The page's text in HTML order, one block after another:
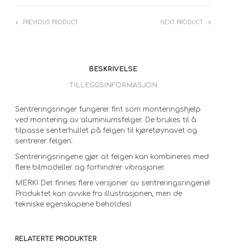
PREVIOUS PRODUCT NEXT PRODUCT
BESKRIVELSE
TILLEGGSINFORMASJON
Sentreringsringer fungerer fint som monteringshjelp
ved montering av aluminiumsfelger. De brukes til å
tilpasse senterhullet på felgen til kjøretøynavet og
sentrerer felgen.
Sentreringsringene gjør at felgen kan kombineres med
flere bilmodeller og forhindrer vibrasjoner.
MERK! Det finnes flere versjoner av sentreringsringene!
Produktet kan avvike fra illustrasjonen, men de
tekniske egenskapene beholdes!
RELATERTE PRODUKTER